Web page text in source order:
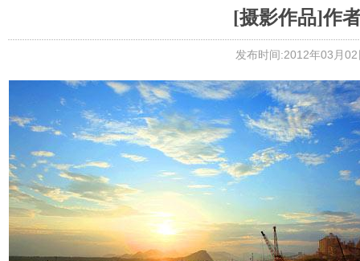
[摄影作品]作
发布时间:2012年03月